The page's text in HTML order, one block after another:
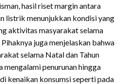
hasil riset margin antara
listrik menunjukkan kondisi yang
aktivitas masyarakat selama
juga menjelaskan bahwa
selama Natal dan Tahun
mengalami penurunan hingga
kenaikan konsumsi seperti pada